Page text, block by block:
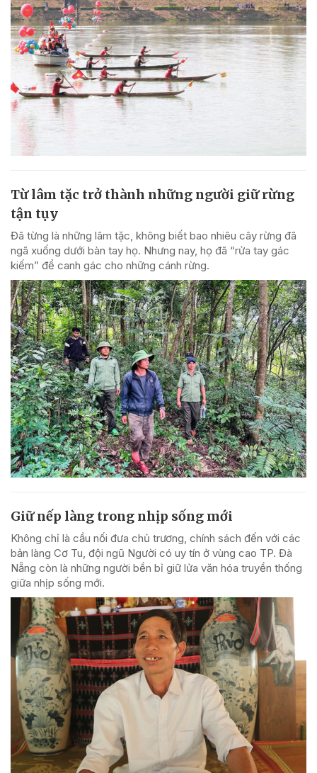
Từ lâm tặc trở thành những người giữ rừng
tận tụy
Đã từng là những lâm tặc, không biết bao nhiêu cây rừng đã
ngã xuống dưới bàn tay họ. Nhưng nay, họ đã “rửa tay gác
kiếm” để canh gác cho những cánh rừng.
Giữ nếp làng trong nhịp sống mới
Không chỉ là cầu nối đưa chủ trương, chính sách đến với các
bản làng Cơ Tu, đội ngũ Người có uy tín ở vùng cao TP. Đà
Nẵng còn là những người bền bỉ giữ lửa văn hóa truyền thống
giữa nhịp sống mới.